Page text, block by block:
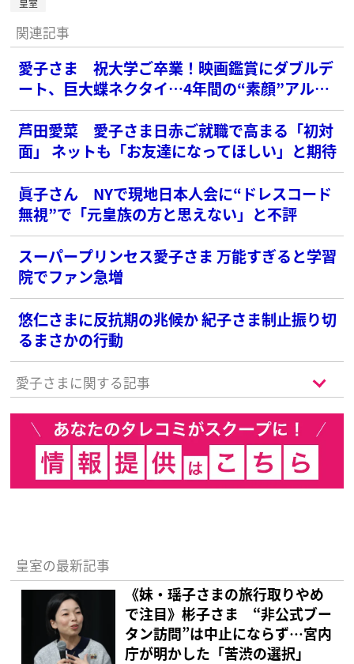
皇室
関連記事
愛子さま 祝大学ご卒業！映画鑑賞にダブルデ
ート、巨大蝶ネクタイ…4年間の“素顔”アルバ
ム
芦田愛菜 愛子さま日赤ご就職で高まる「初対
面」 ネットも「お友達になってほしい」と期待
眞子さん NYで現地日本人会に“ドレスコード
無視”で「元皇族の方と思えない」と不評
スーパープリンセス愛子さま 万能すぎると学習
院でファン急増
悠仁さまに反抗期の兆候か 紀子さま制止振り切
るまさかの行動
愛子さまに関する記事
皇室の最新記事
《妹・瑶子さまの旅行取りやめ
で注目》彬子さま “非公式ブー
タン訪問”は中止にならず…宮内
庁が明かした「苦渋の選択」